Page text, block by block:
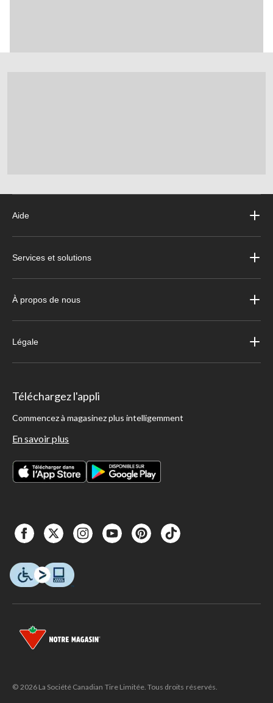
Aide
Services et solutions
À propos de nous
Légale
Téléchargez l'appli
Commencez à magasinez plus intelligemment
En savoir plus
© 2026 La Société Canadian Tire Limitée. Tous droits réservés.